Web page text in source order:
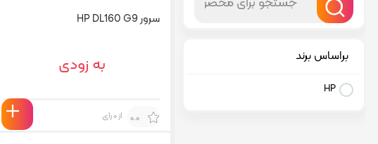
براساس برند
HP
سرور HP DL160 G9
به زودی
0.0 از 0 رای